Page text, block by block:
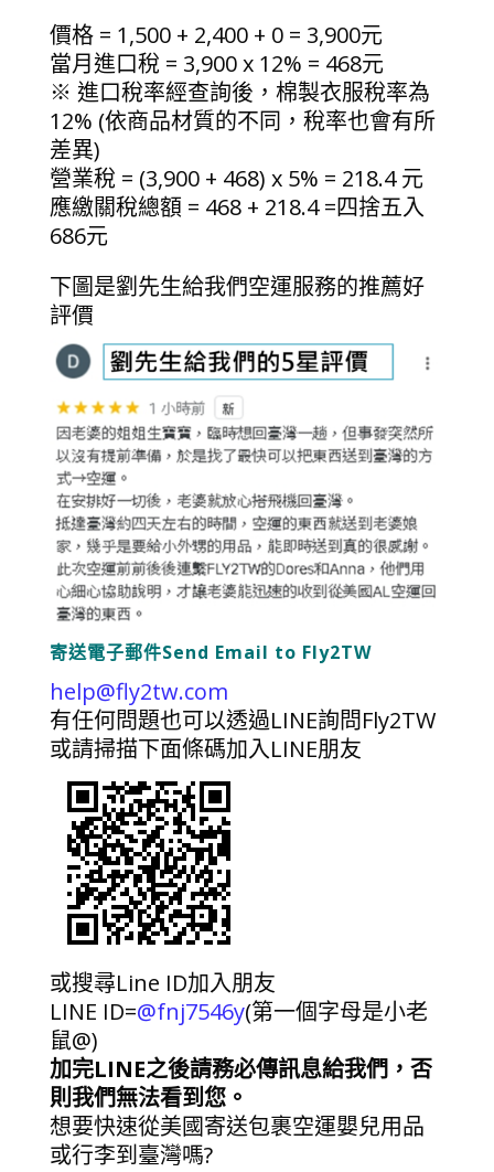
價格 = 1,500 + 2,400 + 0 = 3,900元
當月進口稅 = 3,900 x 12% = 468元
※ 進口稅率經查詢後，棉製衣服稅率為
12% (依商品材質的不同，稅率也會有所
差異)
營業稅 = (3,900 + 468) x 5% = 218.4 元
應繳關稅總額 = 468 + 218.4 =四捨五入
686元
下圖是劉先生給我們空運服務的推薦好
評價
寄送電子郵件Send Email to Fly2TW
help@fly2tw.com
有任何問題也可以透過LINE詢問Fly2TW
或請掃描下面條碼加入LINE朋友
或搜尋Line ID加入朋友
LINE ID=@fnj7546y(第一個字母是小老
鼠@)
加完LINE之後請務必傳訊息給我們，否
則我們無法看到您。
想要快速從美國寄送包裹空運嬰兒用品
或行李到臺灣嗎?